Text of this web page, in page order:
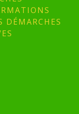
DÉMARCHES